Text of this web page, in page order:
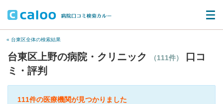
« 台東区全体の検索結果
台東区上野の病院・クリニック （111件）
口コ
ミ・評判
111件の医療機関が見つかりました